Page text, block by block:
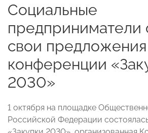
Социальные
предприниматели
свои
конференции
2030»
1 октября на площадке
Российской Федерации